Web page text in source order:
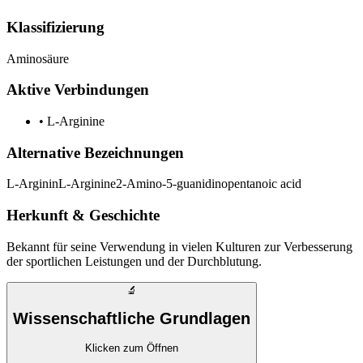
Klassifizierung
Aminosäure
Aktive Verbindungen
• L-Arginine
Alternative Bezeichnungen
L-ArgininL-Arginine2-Amino-5-guanidinopentanoic acid
Herkunft & Geschichte
Bekannt für seine Verwendung in vielen Kulturen zur Verbesserung
der sportlichen Leistungen und der Durchblutung.
🔬
Wissenschaftliche Grundlagen
Klicken zum Öffnen